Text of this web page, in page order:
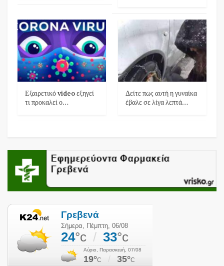
Εξαιρετικό video εξηγεί
τι προκαλεί ο…
Δείτε πως αυτή η γυναίκα
έβαλε σε λίγα λεπτά…